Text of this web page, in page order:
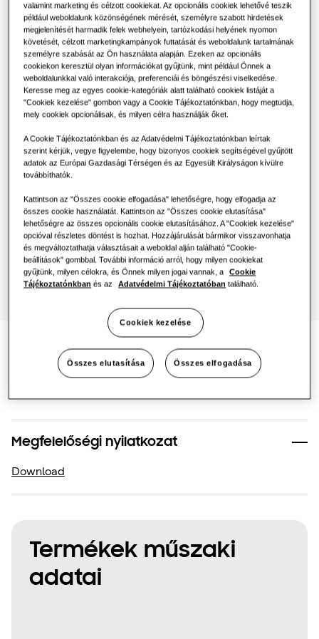
Vezérlések
Mi az a légkondicionáló?
KERESKEDELMI MEGOLDÁSOK
Szállodák
Kiskereskedelem
Vendéglátás
Irodák
Fenntarthatóság
SmartThings Pro
Split Hydro Unit S2 2-Zones
AE160DNZSPGEU
Elérhető teljesítmény
Elérhető villamos teljesítmény
Kérjen ajánlatot
Dokumentáció
Megfelelőségi nyilatkozat
Download
Termékek műszaki
adatai
valamint marketing és célzott cookiekat. Az opcionális cookiek lehetővé teszik
például weboldalunk közönségének mérését, személyre szabott hirdetések
megjelenítését harmadik felek webhelyein, tartózkodási helyének nyomon
követését, célzott marketingkampányok futtatását és weboldalunk tartalmának
személyre szabását az Ön használata alapján. Ezeken az opcionális
cookiekon keresztül olyan információkat gyűjtünk, mint például Önnek a
weboldalunkkal való interakciója, preferenciái és böngészési viselkedése.
Keresse meg az egyes cookie-kategóriák alatt található cookiek listáját a
"Cookiek kezelése" gombon vagy a Cookie Tájékoztatónkban, hogy megtudja,
mely cookiek opcionálisak, és milyen célra használják őket.
A Cookie Tájékoztatónkban és az Adatvédelmi Tájékoztatónkban leírtak
szerint kérjük, vegye figyelembe, hogy bizonyos cookiek segítségével gyűjtött
adatok az Európai Gazdasági Térségen és az Egyesült Királyságon kívülre
továbbíthatók.
Kattintson az "Összes cookie elfogadása" lehetőségre, hogy elfogadja az
összes cookie használatát. Kattintson az "Összes cookie elutasítása"
lehetőségre az összes opcionális cookie elutasításához. A "Cookiek kezelése"
opcióval részletes döntést is hozhat. Hozzájárulását bármikor visszavonhatja
és megváltoztathatja választásait a weboldal alján található "Cookie-
beállítások" gombbal. További információ arról, hogy milyen cookiekat
gyűjtünk, milyen célokra, és Önnek milyen jogai vannak, a
Cookie
Tájékoztatónkban és az Adatvédelmi Tájékoztatóban található.
Cookiek kezelése
Összes elutasítása Összes elfogadása